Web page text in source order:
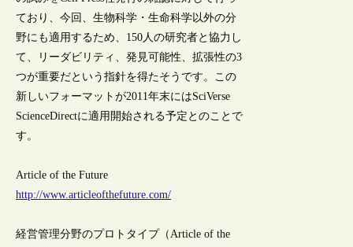
ており、今回、生物科学・生命科学以外の分
野にも適用するため、150人の研究者と協力し
て、リーダビリティ、発見可能性、拡張性の3
つが重要だという指針を得たそうです。この
新しいフォーマットが2011年末にはSciVerse
ScienceDirectに適用開始される予定とのことで
す。
Article of the Future
http://www.articleofthefuture.com/
経営管理分野のプロトタイプ（Article of the